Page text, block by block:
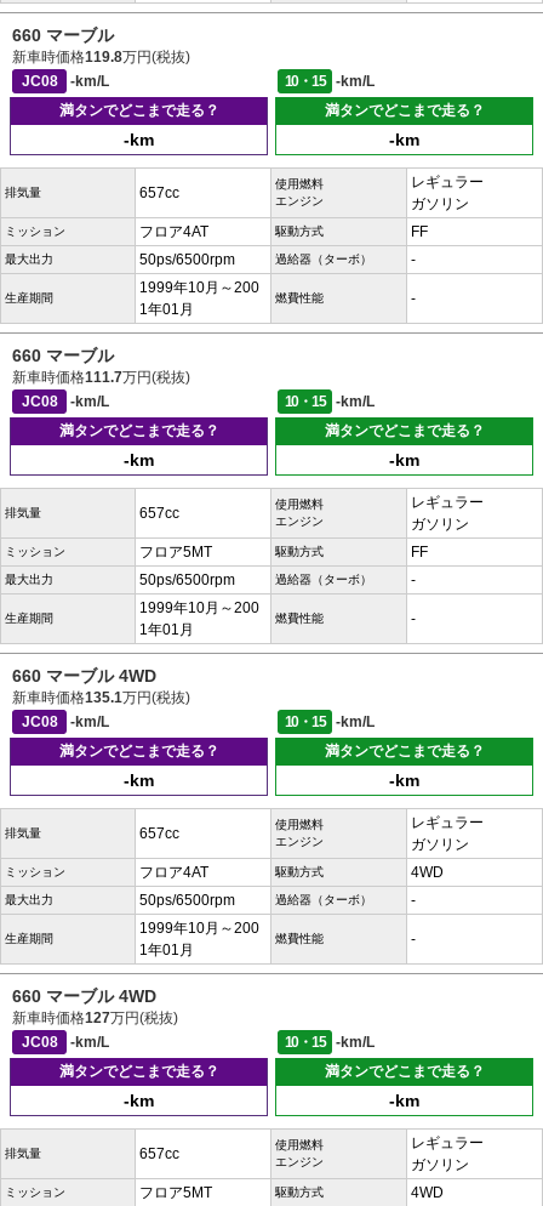
660 マーブル
新車時価格119.8万円(税抜)
JC08
-km/L 10・15
-km/L
満タンでどこまで走る？
-km
満タンでどこまで走る？
-km
排気量 657cc
使用燃料
エンジン
レギュラー
ガソリン
ミッション フロア4AT 駆動方式 FF
最大出力 50ps/6500rpm 過給器（ターボ） -
生産期間
1999年10月～200
1年01月
燃費性能 -
660 マーブル
新車時価格111.7万円(税抜)
JC08
-km/L 10・15
-km/L
満タンでどこまで走る？
-km
満タンでどこまで走る？
-km
排気量 657cc
使用燃料
エンジン
レギュラー
ガソリン
ミッション フロア5MT 駆動方式 FF
最大出力 50ps/6500rpm 過給器（ターボ） -
生産期間
1999年10月～200
1年01月
燃費性能 -
660 マーブル 4WD
新車時価格135.1万円(税抜)
JC08
-km/L 10・15
-km/L
満タンでどこまで走る？
-km
満タンでどこまで走る？
-km
排気量 657cc
使用燃料
エンジン
レギュラー
ガソリン
ミッション フロア4AT 駆動方式 4WD
最大出力 50ps/6500rpm 過給器（ターボ） -
生産期間
1999年10月～200
1年01月
燃費性能 -
660 マーブル 4WD
新車時価格127万円(税抜)
JC08
-km/L 10・15
-km/L
満タンでどこまで走る？
-km
満タンでどこまで走る？
-km
排気量 657cc
使用燃料
エンジン
レギュラー
ガソリン
ミッション フロア5MT 駆動方式 4WD